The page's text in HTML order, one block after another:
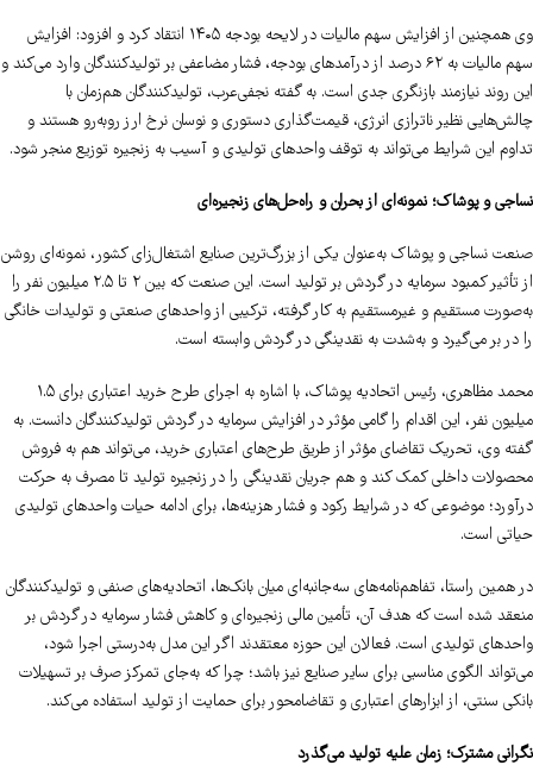
وی همچنین از افزایش سهم مالیات در لایحه بودجه ۱۴۰۵ انتقاد کرد و افزود: افزایش
سهم مالیات به ۶۲ درصد از درآمدهای بودجه، فشار مضاعفی بر تولیدکنندگان وارد می‌کند و
این روند نیازمند بازنگری جدی است. به گفته نجفی‌عرب، تولیدکنندگان هم‌زمان با
چالش‌هایی نظیر ناترازی انرژی، قیمت‌گذاری دستوری و نوسان نرخ ارز روبه‌رو هستند و
تداوم این شرایط می‌تواند به توقف واحدهای تولیدی و آسیب به زنجیره توزیع منجر شود.
نساجی و پوشاک؛ نمونه‌ای از بحران و راه‌حل‌های زنجیره‌ای
صنعت نساجی و پوشاک به‌عنوان یکی از بزرگ‌ترین صنایع اشتغال‌زای کشور، نمونه‌ای روشن
از تأثیر کمبود سرمایه در گردش بر تولید است. این صنعت که بین ۲ تا ۲.۵ میلیون نفر را
به‌صورت مستقیم و غیرمستقیم به کار گرفته، ترکیبی از واحدهای صنعتی و تولیدات خانگی
را در بر می‌گیرد و به‌شدت به نقدینگی در گردش وابسته است.
محمد مظاهری، رئیس اتحادیه پوشاک، با اشاره به اجرای طرح خرید اعتباری برای ۱.۵
میلیون نفر، این اقدام را گامی مؤثر در افزایش سرمایه در گردش تولیدکنندگان دانست. به
گفته وی، تحریک تقاضای مؤثر از طریق طرح‌های اعتباری خرید، می‌تواند هم به فروش
محصولات داخلی کمک کند و هم جریان نقدینگی را در زنجیره تولید تا مصرف به حرکت
درآورد؛ موضوعی که در شرایط رکود و فشار هزینه‌ها، برای ادامه حیات واحدهای تولیدی
حیاتی است.
در همین راستا، تفاهم‌نامه‌های سه‌جانبه‌ای میان بانک‌ها، اتحادیه‌های صنفی و تولیدکنندگان
منعقد شده است که هدف آن، تأمین مالی زنجیره‌ای و کاهش فشار سرمایه در گردش بر
واحدهای تولیدی است. فعالان این حوزه معتقدند اگر این مدل به‌درستی اجرا شود،
می‌تواند الگوی مناسبی برای سایر صنایع نیز باشد؛ چرا که به‌جای تمرکز صرف بر تسهیلات
بانکی سنتی، از ابزارهای اعتباری و تقاضامحور برای حمایت از تولید استفاده می‌کند.
نگرانی مشترک؛ زمان علیه تولید می‌گذرد